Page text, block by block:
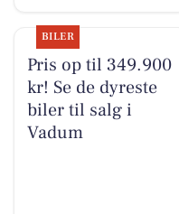
BILER
Pris op til 349.900
kr! Se de dyreste
biler til salg i
Vadum